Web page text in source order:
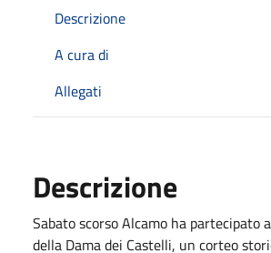
Descrizione
A cura di
Allegati
Descrizione
Sabato scorso Alcamo ha partecipato
della Dama dei Castelli, un corteo